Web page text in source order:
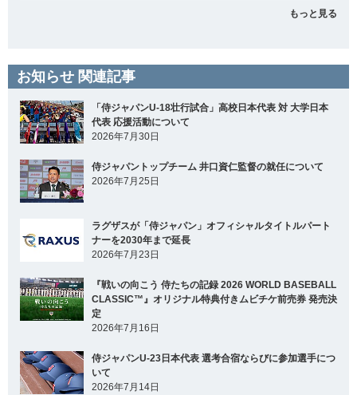
もっと見る
お知らせ 関連記事
「侍ジャパンU-18壮行試合」高校日本代表 対 大学日本
代表 応援活動について
2026年7月30日
侍ジャパントップチーム 井口資仁監督の就任について
2026年7月25日
ラグザスが「侍ジャパン」オフィシャルタイトルパート
ナーを2030年まで延長
2026年7月23日
『戦いの向こう 侍たちの記録 2026 WORLD BASEBALL
CLASSIC™』オリジナル特典付きムビチケ前売券 発売決
定
2026年7月16日
侍ジャパンU-23日本代表 選考合宿ならびに参加選手につ
いて
2026年7月14日